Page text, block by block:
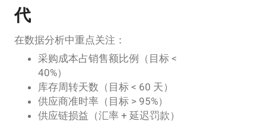
代
在数据分析中重点关注：
采购成本占销售额比例（目标 <
40%）
库存周转天数（目标 < 60 天）
供应商准时率（目标 > 95%）
供应链损益（汇率 + 延迟罚款）